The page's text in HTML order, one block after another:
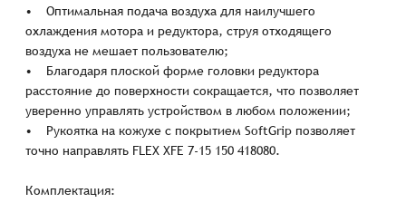
• Оптимальная подача воздуха для наилучшего
охлаждения мотора и редуктора, струя отходящего
воздуха не мешает пользователю;
• Благодаря плоской форме головки редуктора
расстояние до поверхности сокращается, что позволяет
уверенно управлять устройством в любом положении;
• Рукоятка на кожухе с покрытием SoftGrip позволяет
точно направлять FLEX XFE 7-15 150 418080.
Комплектация: